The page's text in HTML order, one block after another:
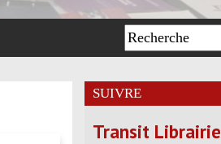
SUIVRE
Transit Librairie